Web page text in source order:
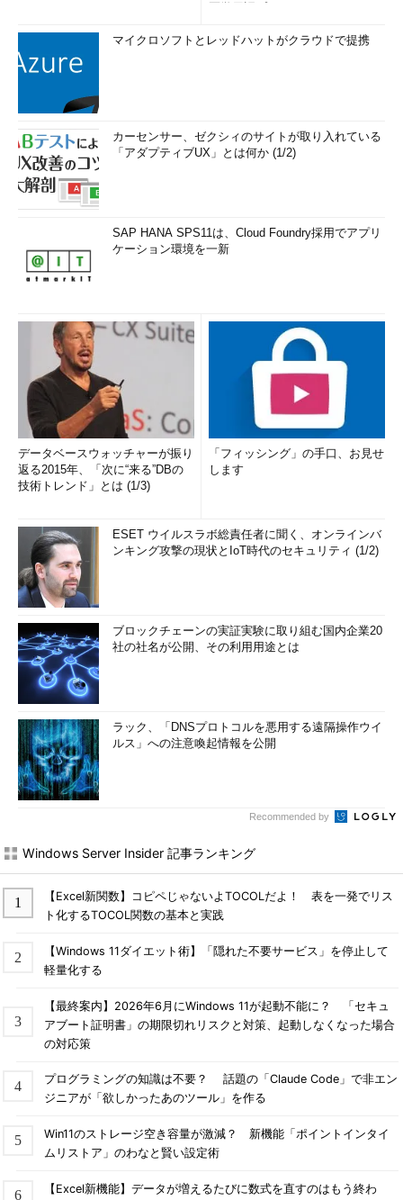
マイクロソフトとレッドハットがクラウドで提携
カーセンサー、ゼクシィのサイトが取り入れている
「アダプティブUX」とは何か (1/2)
SAP HANA SPS11は、Cloud Foundry採用でアプリ
ケーション環境を一新
データベースウォッチャーが振り
返る2015年、「次に“来る”DBの
技術トレンド」とは (1/3)
「フィッシング」の手口、お見せ
します
ESET ウイルスラボ総責任者に聞く、オンラインバ
ンキング攻撃の現状とIoT時代のセキュリティ (1/2)
ブロックチェーンの実証実験に取り組む国内企業20
社の社名が公開、その利用用途とは
ラック、「DNSプロトコルを悪用する遠隔操作ウイ
ルス」への注意喚起情報を公開
Recommended by
Windows Server Insider 記事ランキング
【Excel新関数】コピペじゃないよTOCOLだよ！ 表を一発でリス
ト化するTOCOL関数の基本と実践
【Windows 11ダイエット術】「隠れた不要サービス」を停止して
軽量化する
【最終案内】2026年6月にWindows 11が起動不能に？ 「セキュ
アブート証明書」の期限切れリスクと対策、起動しなくなった場合
の対応策
プログラミングの知識は不要？ 話題の「Claude Code」で非エン
ジニアが「欲しかったあのツール」を作る
Win11のストレージ空き容量が激減？ 新機能「ポイントインタイ
ムリストア」のわなと賢い設定術
【Excel新機能】データが増えるたびに数式を直すのはもう終わ